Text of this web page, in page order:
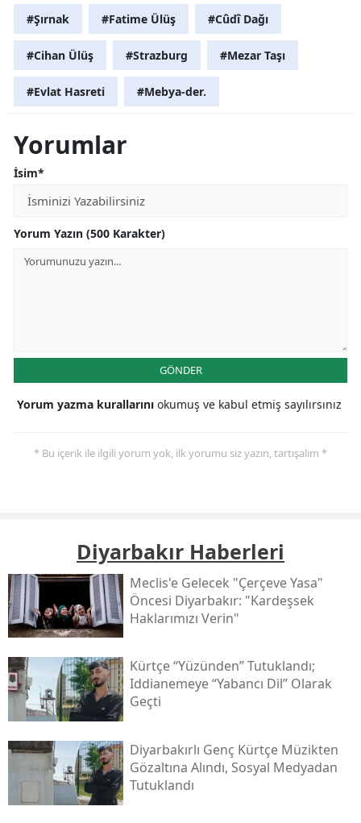
#Şırnak #Fatime Ülüş #Cûdî Dağı
#Cihan Ülüş #Strazburg #Mezar Taşı
#Evlat Hasreti #Mebya-der.
Yorumlar
İsim*
Yorum Yazın (500 Karakter)
GÖNDER
Yorum yazma kurallarını okumuş ve kabul etmiş sayılırsınız
* Bu içerik ile ilgili yorum yok, ilk yorumu siz yazın, tartışalım *
Diyarbakır Haberleri
Meclis'e Gelecek "çerçeve Yasa"
Öncesi Diyarbakır: "kardeşsek
Haklarımızı Verin"
Kürtçe “yüzünden” Tutuklandı;
Iddianemeye “yabancı Dil” Olarak
Geçti
Diyarbakırlı Genç Kürtçe Müzikten
Gözaltına Alındı, Sosyal Medyadan
Tutuklandı